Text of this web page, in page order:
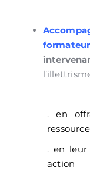
. en
. en leur
action